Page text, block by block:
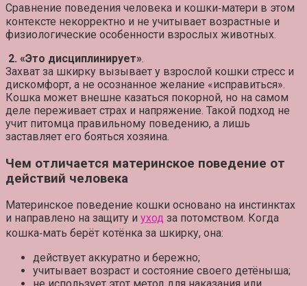
Сравнение поведения человека и кошки‑матери в этом
контексте некорректно и не учитывает возрастные и
физиологические особенности взрослых животных.
2. «Это дисциплинирует».
Захват за шкирку вызывает у взрослой кошки стресс и
дискомфорт, а не осознанное желание «исправиться».
Кошка может внешне казаться покорной, но на самом
деле переживает страх и напряжение. Такой подход не
учит питомца правильному поведению, а лишь
заставляет его бояться хозяина.
Чем отличается материнское поведение от
действий человека
Материнское поведение кошки основано на инстинктах
и направлено на защиту и уход за потомством. Когда
кошка‑мать берёт котёнка за шкирку, она:
действует аккуратно и бережно;
учитывает возраст и состояние своего детёныша;